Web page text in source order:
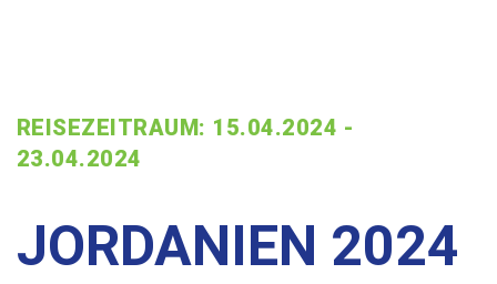
REISEZEITRAUM: 15.04.2024 -
23.04.2024
JORDANIEN 2024